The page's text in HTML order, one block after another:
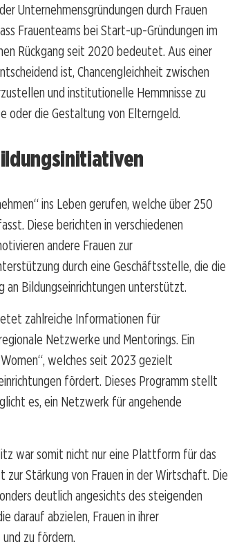
Unternehmensgründungen durch Frauen
Frauenteams bei Start-up-Gründungen im
Rückgang seit 2020 bedeutet. Aus einer
ist, Chancengleichheit zwischen
und institutionelle Hemmnisse zu
oder die Gestaltung von Elterngeld.
ins Leben gerufen, welche über 250
Diese berichten in verschiedenen
andere Frauen zur
durch eine Geschäftsstelle, die die
an Bildungseinrichtungen unterstützt.
zahlreiche Informationen für
Netzwerke und Mentorings. Ein
welches seit 2023 gezielt
fördert. Dieses Programm stellt
es, ein Netzwerk für angehende
war somit nicht nur eine Plattform für das
Stärkung von Frauen in der Wirtschaft. Die
deutlich angesichts des steigenden
darauf abzielen, Frauen in ihrer
zu fördern.